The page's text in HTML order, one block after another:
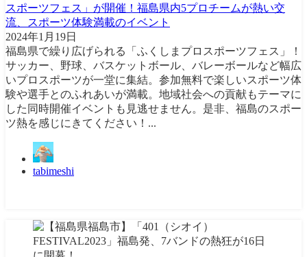
スポーツフェス」が開催！福島県内5プロチームが熱い交
流、スポーツ体験満載のイベント
2024年1月19日
福島県で繰り広げられる「ふくしまプロスポーツフェス」！
サッカー、野球、バスケットボール、バレーボールなど幅広
いプロスポーツが一堂に集結。参加無料で楽しいスポーツ体
験や選手とのふれあいが満載。地域社会への貢献もテーマに
した同時開催イベントも見逃せません。是非、福島のスポー
ツ熱を感じにきてください！...
tabimeshi